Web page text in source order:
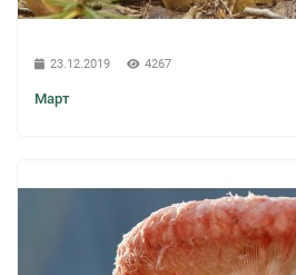
23.12.2019 4267
Март